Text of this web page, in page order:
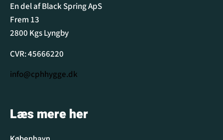
En del af Black Spring ApS
Frem 13
2800 Kgs Lyngby
CVR: 45666220
info@cphhygge.dk
Læs mere her